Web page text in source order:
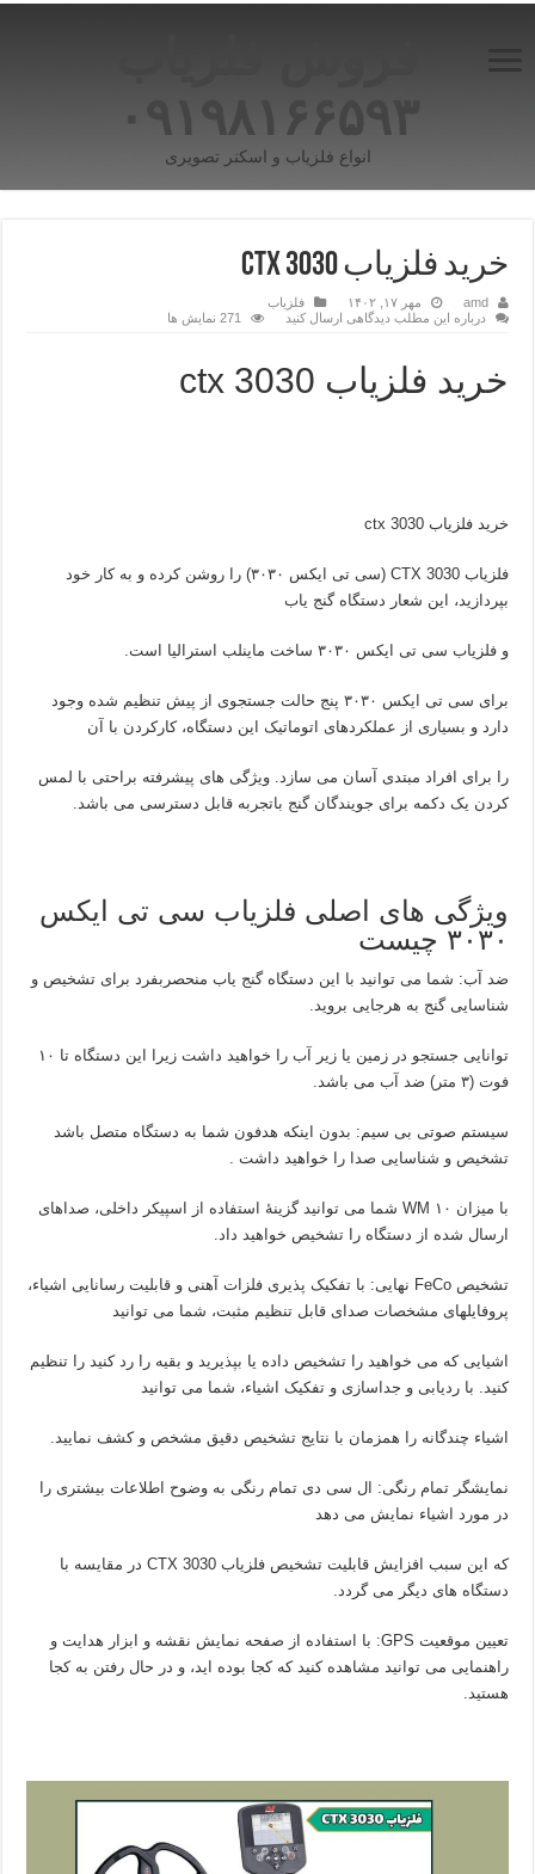
۰۹۱۹۸۱۶۶۵۹۳
انواع فلزیاب و اسکنر تصویری
خرید فلزیاب CTX 3030
amd مهر ۱۷, ۱۴۰۲
فلزیاب
درباره این مطلب دیدگاهی ارسال کنید
271 نمایش ها
خرید فلزیاب ctx 3030
خرید فلزیاب ctx 3030
فلزیاب CTX 3030 (سی تی ایکس ۳۰۳۰) را روشن کرده و به کار خود
بپردازید، این شعار دستگاه گنج یاب
و فلزیاب سی تی ایکس ۳۰۳۰ ساخت ماینلب استرالیا است.
برای سی تی ایکس ۳۰۳۰ پنج حالت جستجوی از پیش تنظیم شده وجود
دارد و بسیاری از عملکردهای اتوماتیک این دستگاه، کارکردن با آن
را برای افراد مبتدی آسان می سازد. ویژگی های پیشرفته براحتی با لمس
کردن یک دکمه برای جویندگان گنج باتجربه قابل دسترسی می باشد.
ویژگی های اصلی فلزیاب سی تی ایکس
۳۰۳۰ چیست
ضد آب: شما می توانید با این دستگاه گنج یاب منحصربفرد برای تشخیص و
شناسایی گنج به هرجایی بروید.
توانایی جستجو در زمین یا زیر آب را خواهید داشت زیرا این دستگاه تا ۱۰
فوت (۳ متر) ضد آب می باشد.
سیستم صوتی بی سیم: بدون اینکه هدفون شما به دستگاه متصل باشد
تشخیص و شناسایی صدا را خواهید داشت .
با میزان ۱۰ WM شما می توانید گزینۀ استفاده از اسپیکر داخلی، صداهای
ارسال شده از دستگاه را تشخیص خواهید داد.
تشخیص FeCo نهایی: با تفکیک پذیری فلزات آهنی و قابلیت رسانایی اشیاء،
پروفایلهای مشخصات صدای قابل تنظیم مثبت، شما می توانید
اشیایی که می خواهید را تشخیص داده یا بپذیرید و بقیه را رد کنید را تنظیم
کنید. با ردیابی و جداسازی و تفکیک اشیاء، شما می توانید
اشیاء چندگانه را همزمان با نتایج تشخیص دقیق مشخص و کشف نمایید.
نمایشگر تمام رنگی: ال سی دی تمام رنگی به وضوح اطلاعات بیشتری را
در مورد اشیاء نمایش می دهد
که این سبب افزایش قابلیت تشخیص فلزیاب CTX 3030 در مقایسه با
دستگاه های دیگر می گردد.
تعیین موقعیت GPS: با استفاده از صفحه نمایش نقشه و ابزار هدایت و
راهنمایی می توانید مشاهده کنید که کجا بوده اید، و در حال رفتن به کجا
هستید.